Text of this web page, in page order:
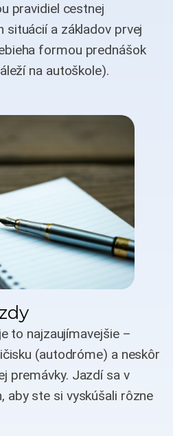
pravidiel cestnej
situácií a základov prvej
formou prednášok
na autoškole).
to najzaujímavejšie –
(autodróme) a neskôr
premávky. Jazdí sa v
aby ste si vyskúšali rôzne